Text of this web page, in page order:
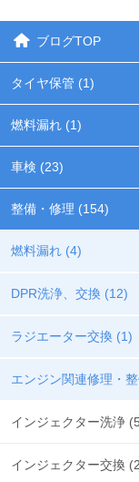
ブログTOP
タイヤ保管 (1)
燃料漏れ (1)
車検 (23)
整備・修理 (154)
燃料漏れ (4)
DPR洗浄、交換 (12)
ラジエーター交換 (1)
エンジン関連修理・
インジェクター洗浄
インジェクター交換